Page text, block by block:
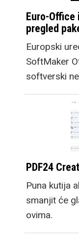
Euro-Office
pregled
Europski
SoftMaker
softverski
PDF24
Puna kutija
smanjit će
ovima.